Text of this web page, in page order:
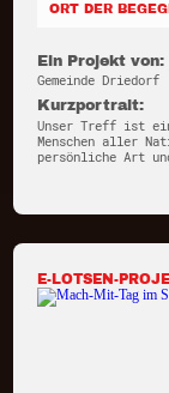
ORT DER
Ein Projekt von:
Gemeinde Driedorf
Kurzportrait:
Unser Treff ist
Menschen aller
persönliche Art
E-LOTSEN-